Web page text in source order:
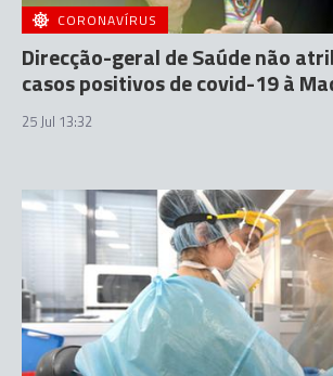
CORONAVÍRUS
Direcção-geral de Saúde não
casos positivos de covid-19 à
25 Jul 13:32